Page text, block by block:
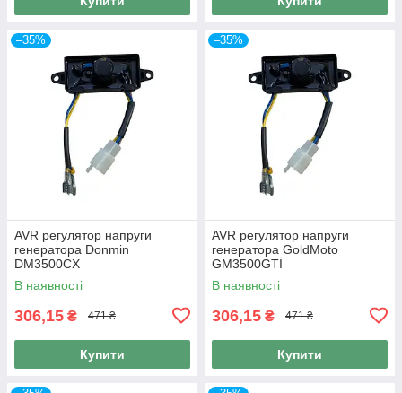
–35%
AVR регулятор напруги
генератора Donmin
DM3500CX
В наявності
306,15 ₴ 471 ₴
Купити
–35%
AVR регулятор напруги
генератора GoldMoto
GM3500GTİ
В наявності
306,15 ₴ 471 ₴
Купити